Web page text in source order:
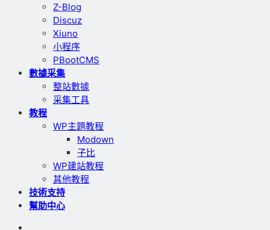
Z-Blog
Discuz
Xiuno
小程序
PBootCMS
數據采集
整站數據
采集工具
教程
WP主題教程
Modown
子比
WP建站教程
其他教程
技術支持
幫助中心